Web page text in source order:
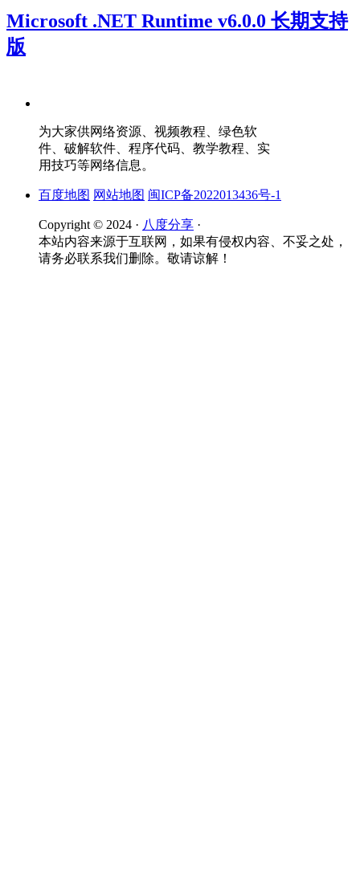
Microsoft .NET Runtime v6.0.0 长期支持
版
为大家供网络资源、视频教程、绿色软
件、破解软件、程序代码、教学教程、实
用技巧等网络信息。
百度地图 网站地图 闽ICP备2022013436号-1
Copyright © 2024 · 八度分享 ·
本站内容来源于互联网，如果有侵权内容、不妥之处，
请务必联系我们删除。敬请谅解！